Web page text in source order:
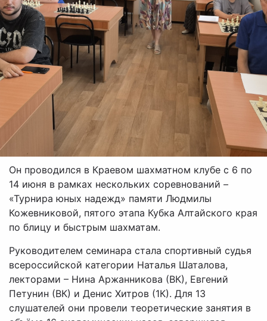
Он проводился в Краевом шахматном клубе с 6 по
14 июня в рамках нескольких соревнований –
«Турнира юных надежд» памяти Людмилы
Кожевниковой, пятого этапа Кубка Алтайского края
по блицу и быстрым шахматам.
Руководителем семинара стала спортивный судья
всероссийской категории Наталья Шаталова,
лекторами – Нина Аржанникова (ВК), Евгений
Петунин (ВК) и Денис Хитров (1К). Для 13
слушателей они провели теоретические занятия в